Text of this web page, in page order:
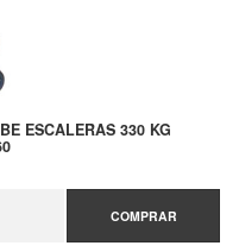
ESCALERAS 330 KG
COMPRAR